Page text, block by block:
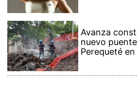
Avanza
nuevo
Perequeté